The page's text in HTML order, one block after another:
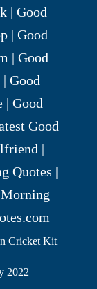
Cricket Kit
2022